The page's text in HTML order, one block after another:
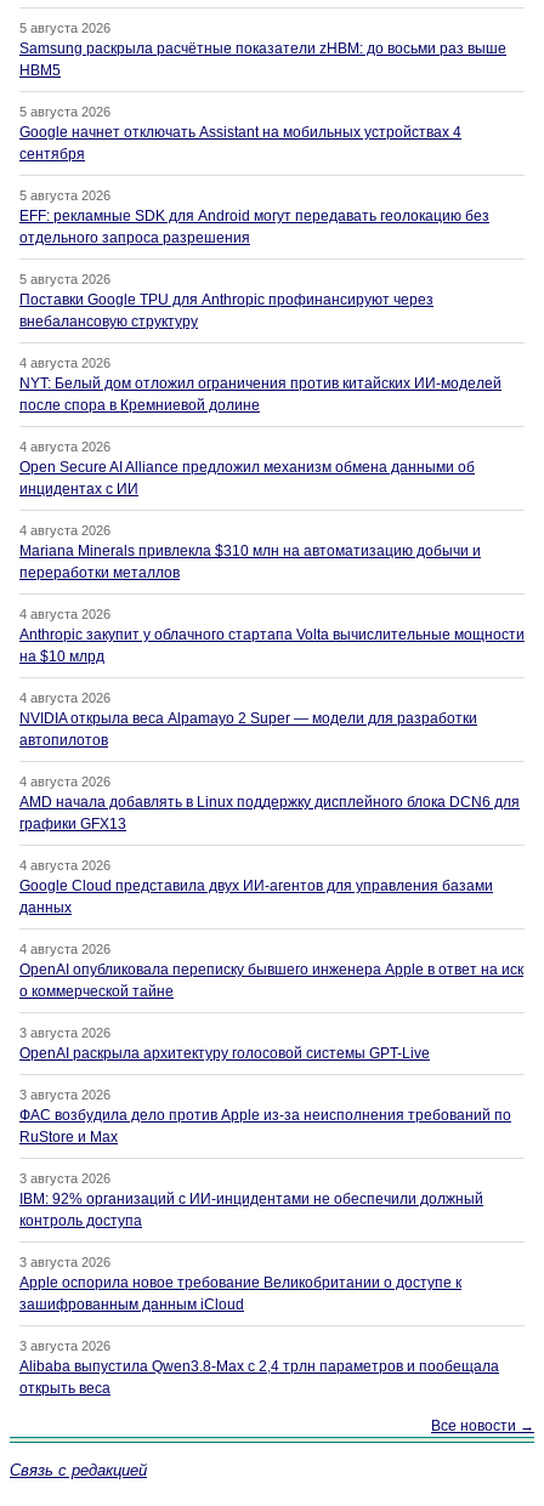
5 августа 2026
Samsung раскрыла расчётные показатели zHBM: до восьми раз выше
HBM5
5 августа 2026
Google начнет отключать Assistant на мобильных устройствах 4
сентября
5 августа 2026
EFF: рекламные SDK для Android могут передавать геолокацию без
отдельного запроса разрешения
5 августа 2026
Поставки Google TPU для Anthropic профинансируют через
внебалансовую структуру
4 августа 2026
NYT: Белый дом отложил ограничения против китайских ИИ-моделей
после спора в Кремниевой долине
4 августа 2026
Open Secure AI Alliance предложил механизм обмена данными об
инцидентах с ИИ
4 августа 2026
Mariana Minerals привлекла $310 млн на автоматизацию добычи и
переработки металлов
4 августа 2026
Anthropic закупит у облачного стартапа Volta вычислительные мощности
на $10 млрд
4 августа 2026
NVIDIA открыла веса Alpamayo 2 Super — модели для разработки
автопилотов
4 августа 2026
AMD начала добавлять в Linux поддержку дисплейного блока DCN6 для
графики GFX13
4 августа 2026
Google Cloud представила двух ИИ-агентов для управления базами
данных
4 августа 2026
OpenAI опубликовала переписку бывшего инженера Apple в ответ на иск
о коммерческой тайне
3 августа 2026
OpenAI раскрыла архитектуру голосовой системы GPT-Live
3 августа 2026
ФАС возбудила дело против Apple из-за неисполнения требований по
RuStore и Max
3 августа 2026
IBM: 92% организаций с ИИ-инцидентами не обеспечили должный
контроль доступа
3 августа 2026
Apple оспорила новое требование Великобритании о доступе к
зашифрованным данным iCloud
3 августа 2026
Alibaba выпустила Qwen3.8-Max с 2,4 трлн параметров и пообещала
открыть веса
Все новости →
Связь с редакцией